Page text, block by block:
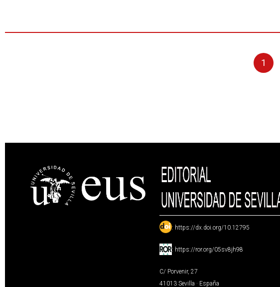
1
: https://dx.doi.org/10.12795
: https://ror.org/05sv8jh98
C/ Porvenir, 27
41013 Sevilla · España